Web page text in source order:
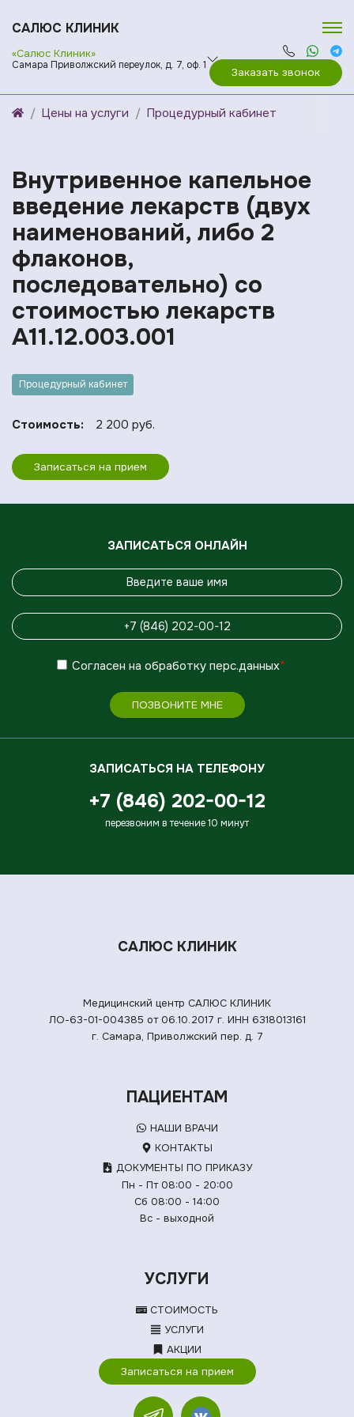
САЛЮС КЛИНИК
«Салюс Клиник»
Самара Приволжский переулок, д. 7, оф. 1
Заказать звонок
Цены на услуги Процедурный кабинет
Внутривенное капельное
введение лекарств (двух
наименований, либо 2
флаконов,
последовательно) со
стоимостью лекарств
A11.12.003.001
Процедурный кабинет
Стоимость: 2 200 руб.
Записаться на прием
ЗАПИСАТЬСЯ ОНЛАЙН
Согласен на обработку перс.данных*
ПОЗВОНИТЕ МНЕ
ЗАПИСАТЬСЯ НА ТЕЛЕФОНУ
+7 (846) 202-00-12
перезвоним в течение 10 минут
САЛЮС КЛИНИК
Медицинский центр САЛЮС КЛИНИК
ЛО-63-01-004385 от 06.10.2017 г. ИНН 6318013161
г. Самара, Приволжский пер. д. 7
ПАЦИЕНТАМ
НАШИ ВРАЧИ
КОНТАКТЫ
ДОКУМЕНТЫ ПО ПРИКАЗУ
Пн - Пт 08:00 - 20:00
Сб 08:00 - 14:00
Вс - выходной
УСЛУГИ
СТОИМОСТЬ
УСЛУГИ
АКЦИИ
Записаться на прием